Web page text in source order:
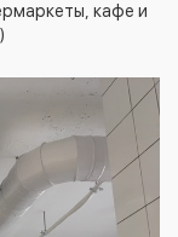
кафе и